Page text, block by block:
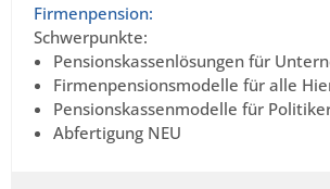
Firmenpension:
Schwerpunkte:
Pensionskassenlösungen für
Firmenpensionsmodelle für alle
Pensionskassenmodelle für
Abfertigung NEU